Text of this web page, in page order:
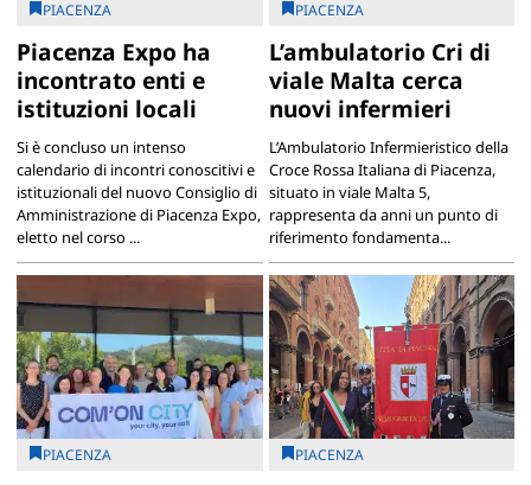
PIACENZA
Piacenza Expo ha
incontrato enti e
istituzioni locali
Si è concluso un intenso
calendario di incontri conoscitivi e
istituzionali del nuovo Consiglio di
Amministrazione di Piacenza Expo,
eletto nel corso ...
PIACENZA
L’ambulatorio Cri di
viale Malta cerca
nuovi infermieri
L’Ambulatorio Infermieristico della
Croce Rossa Italiana di Piacenza,
situato in viale Malta 5,
rappresenta da anni un punto di
riferimento fondamenta...
PIACENZA PIACENZA